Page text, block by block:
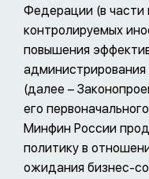
Федерации (в части
контролируемых
повышения
(далее –
его
Минфин России
политику в
ожидания бизнес-